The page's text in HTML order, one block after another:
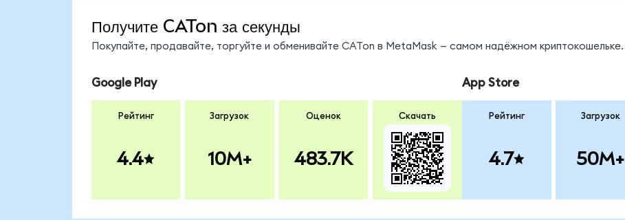
Получите CATon за секунды
Покупайте, продавайте, торгуйте и обменивайте CATon в MetaMask — самом надёжном криптокошельке.
Google Play
Рейтинг
4.4
Загрузок
10M+
Оценок
483.7K
Скачать
App Store
Рейтинг
4.7
Загрузок
50M+